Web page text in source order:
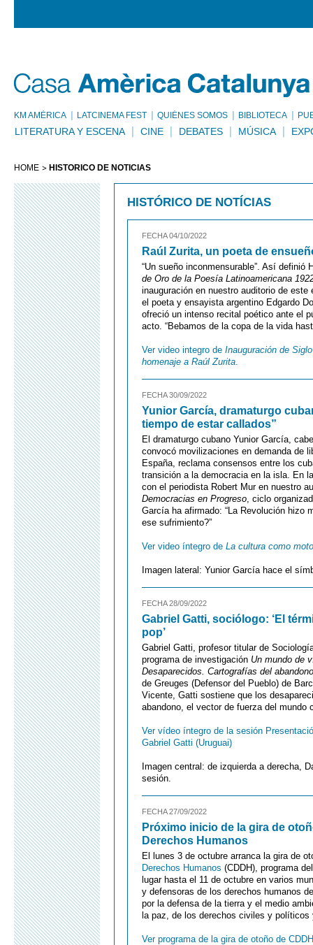
KM AMÈRICA LATCINEMA FEST QUIÉNES SOMOS BIBLIOTECA
LITERATURA Y ESCENA CINE DEBATES MÚSICA
HOME HISTÓRICO DE NOTÍCIAS
HISTÓRICO DE NOTÍCIAS
FECHA 04/10/2022
Raúl Zurita, un poeta de
“Un sueño inconmensurable”. Así
de Oro de la Poesía Latinoamericana
inauguración en nuestro auditorio de
el poeta y ensayista argentino Edgardo
ofreció un intenso recital poético ante el
acto. “Bebamos de la copa de la vida
Ver video integro de Inauguración de
homenaje a Raúl Zurita.
FECHA 30/09/2022
Yunior García, dramaturgo
tiempo de estar callados”
El dramaturgo cubano Yunior García,
convocó movilizaciones en demanda de
España, reclama consensos entre los
transición a la democracia en la isla. En
con el periodista Robert Mur en nuestro
Democracias en Progreso, ciclo
García ha afirmado: “La Revolución hizo
ese sufrimiento?”
Ver video íntegro de La cultura como
Imagen lateral: Yunior García hace el
FECHA 28/09/2022
Gabriel Gatti, sociólogo: ‘El
pop’
Gabriel Gatti, profesor titular de
programa de investigación Un mundo de
Desaparecidos. Cartografías del abandono
de Greuges (Defensor del Pueblo) de
Vicente, Gatti sostiene que los
abandono, el vector de fuerza del mundo
Ver vídeo íntegro de la sesión
Gabriel Gatti (Uruguai)
Imagen central: de izquierda a derecha,
sesión.
FECHA 27/09/2022
Próximo inicio de la gira de
Derechos Humanos
El lunes 3 de octubre arranca la gira de
Derechos Humanos (CDDH), programa
lugar hasta el 11 de octubre en varios
y defensoras de los derechos humanos
por la defensa de la tierra y el medio
la paz, de los derechos civiles y
Ver programa de la gira de otoño de